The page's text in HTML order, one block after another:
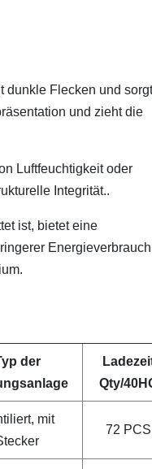
dunkle Flecken und sorgt
und zieht die
Luftfeuchtigkeit oder
Integrität..
ist, bietet eine
der
Qty/
mit
72 PCS